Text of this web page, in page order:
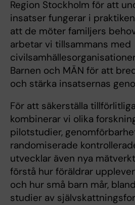
Region Stockholm för att
insatser fungerar i
att de möter familjers
arbetar vi tillsammans med
Barnen och MÄN för att
och stärka insatsernas
För att säkerställa
kombinerar vi olika
pilotstudier,
randomiserade
utvecklar även nya
förstå hur föräldrar
och hur små barn mår,
studier av